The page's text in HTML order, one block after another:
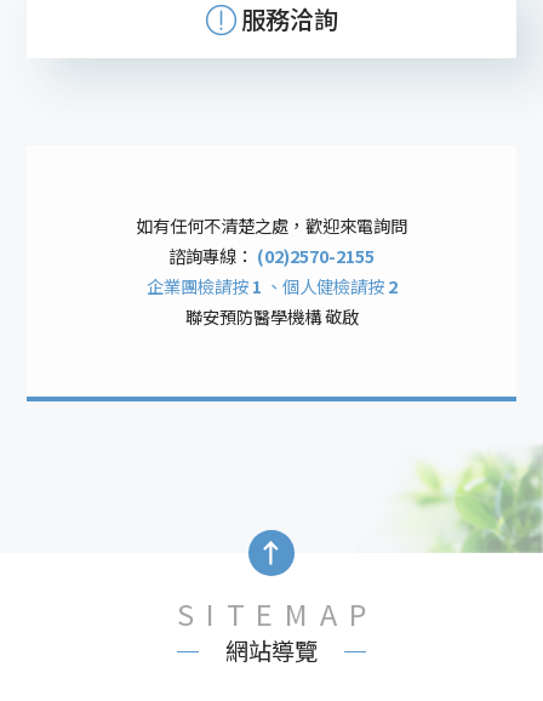
服務洽詢
如有任何不清楚之處，歡迎來電詢問
諮詢專線： (02)2570-2155
企業團檢請按 1 、個人健檢請按 2
聯安預防醫學機構 敬啟
SITEMAP
網站導覽